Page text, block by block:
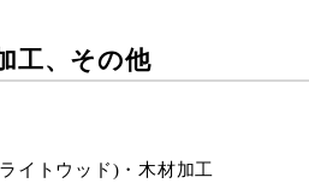
工、その他
イトウッド)・木材加工